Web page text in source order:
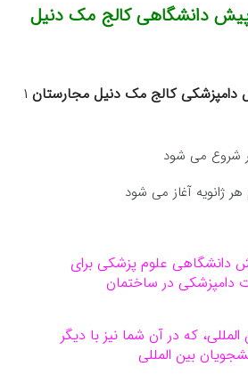
دانشگاهی کالج مک دنیل
دامپزشکی کالج مک دنیل مجارستان ۱
شروع می شود
ژانویه آغاز می شود
دانشگاهی علوم پزشکی برای
دامپزشکی در ساختمان
که در آن شما نیز با دیگر
بین المللی